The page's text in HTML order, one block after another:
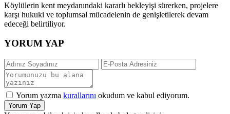
​Köylülerin kent meydanındaki kararlı bekleyişi sürerken, projelere
karşı hukuki ve toplumsal mücadelenin de genişletilerek devam
edeceği belirtiliyor.
YORUM YAP
Yorum yazma kurallarını okudum ve kabul ediyorum.
Yorum Yap